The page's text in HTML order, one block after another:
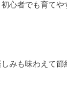
心者でも育てや
みも味わえて節